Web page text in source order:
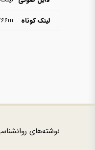
لینک کوتاه
نوشته‌های